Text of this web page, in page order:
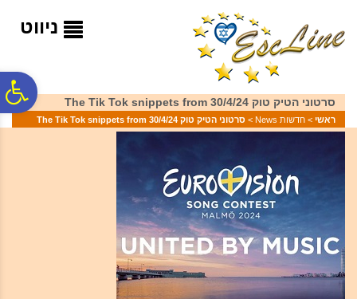
המרכזי
ניווט
סרטוני הטיק טוק 30/4/24 The Tik Tok snippets from
ראשי > חדשות News > סרטוני הטיק טוק 30/4/24 The Tik Tok snippets from